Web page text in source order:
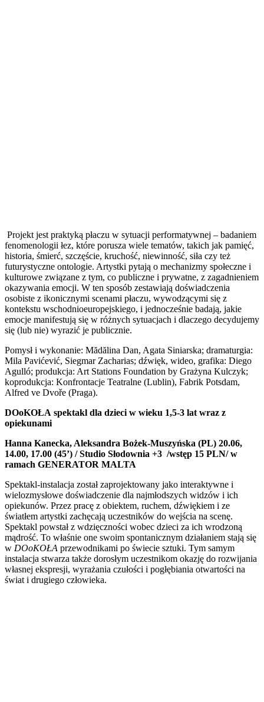
Projekt jest praktyką płaczu w sytuacji performatywnej – badaniem
fenomenologii łez, które porusza wiele tematów, takich jak pamięć,
historia, śmierć, szczęście, kruchość, niewinność, siła czy też
futurystyczne ontologie. Artystki pytają o mechanizmy społeczne i
kulturowe związane z tym, co publiczne i prywatne, z zagadnieniem
okazywania emocji. W ten sposób zestawiają doświadczenia
osobiste z ikonicznymi scenami płaczu, wywodzącymi się z
kontekstu wschodnioeuropejskiego, i jednocześnie badają, jakie
emocje manifestują się w różnych sytuacjach i dlaczego decydujemy
się (lub nie) wyrazić je publicznie.
Pomysł i wykonanie: Mădălina Dan, Agata Siniarska; dramaturgia:
Mila Pavićević, Siegmar Zacharias; dźwięk, wideo, grafika: Diego
Agulló; produkcja: Art Stations Foundation by Grażyna Kulczyk;
koprodukcja: Konfrontacje Teatralne (Lublin), Fabrik Potsdam,
Alfred ve Dvoře (Praga).
DOoKOŁA spektakl dla dzieci w wieku 1,5-3 lat wraz z
opiekunami
Hanna Kanecka, Aleksandra Bożek-Muszyńska (PL) 20.06,
14.00, 17.00 (45’) / Studio Słodownia +3 /wstęp 15 PLN/w
ramach GENERATOR MALTA
Spektakl-instalacja został zaprojektowany jako interaktywne i
wielozmysłowe doświadczenie dla najmłodszych widzów i ich
opiekunów. Przez pracę z obiektem, ruchem, dźwiękiem i ze
światłem artystki zachęcają uczestników do wejścia na scenę.
Spektakl powstał z wdzięczności wobec dzieci za ich wrodzoną
mądrość. To właśnie one swoim spontanicznym działaniem stają się
w DOoKOŁA przewodnikami po świecie sztuki. Tym samym
instalacja stwarza także dorosłym uczestnikom okazję do rozwijania
własnej ekspresji, wyrażania czułości i pogłębiania otwartości na
świat i drugiego człowieka.